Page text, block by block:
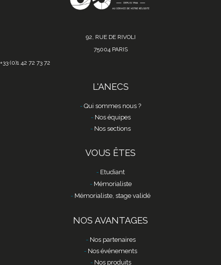
92, RUE DE RIVOLI
75004 PARIS
+33 (0)1 42 72 73 72
L'ANECS
Qui sommes nous ?
Nos équipes
Nos sections
VOUS ÊTES
Etudiant
Mémorialiste
Mémorialiste, stage validé
NOS AVANTAGES
Nos partenaires
Nos événements
Nos produits